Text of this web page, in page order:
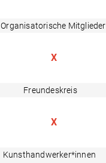
Organisatorische Mitglieder
X
Freundeskreis
X
Kunsthandwerker*innen